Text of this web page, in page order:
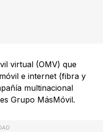
virtual (OMV) que
e internet (fibra y
multinacional
Grupo MásMóvil.